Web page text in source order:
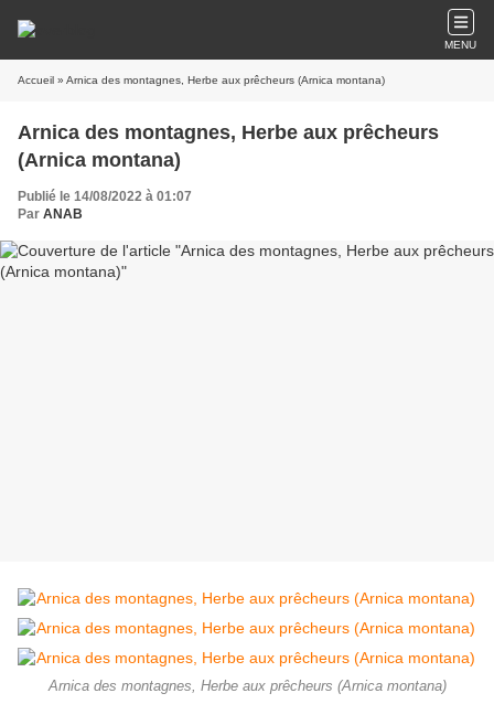
MENU
Accueil » Arnica des montagnes, Herbe aux prêcheurs (Arnica montana)
Arnica des montagnes, Herbe aux prêcheurs
(Arnica montana)
Publié le 14/08/2022 à 01:07
Par ANAB
Arnica des montagnes, Herbe aux prêcheurs (Arnica montana)